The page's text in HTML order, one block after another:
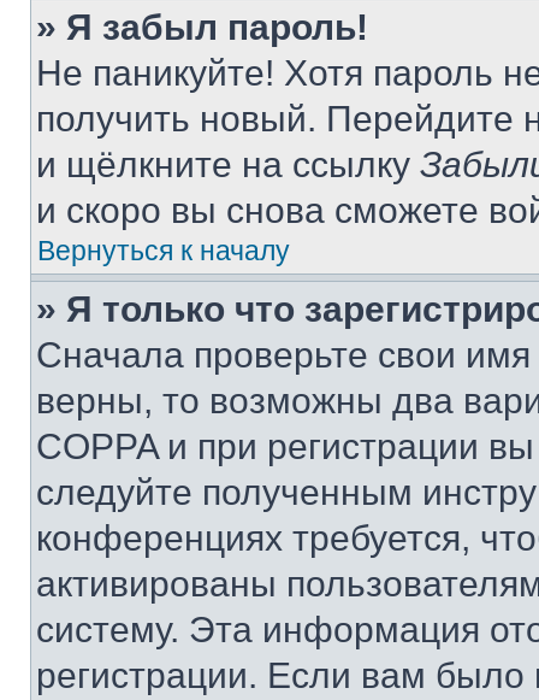
» Я забыл пароль!
Не паникуйте! Хотя пароль
получить новый. Перейдите
и щёлкните на ссылку
и скоро вы снова сможете
Вернуться к началу
» Я только что
Сначала проверьте свои
верны, то возможны два
COPPA и при регистрации
следуйте полученным
конференциях требуется,
активированы
систему. Эта информация
регистрации. Если вам